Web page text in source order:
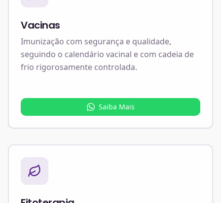
Vacinas
Imunização com segurança e qualidade,
seguindo o calendário vacinal e com cadeia de
frio rigorosamente controlada.
Saiba Mais